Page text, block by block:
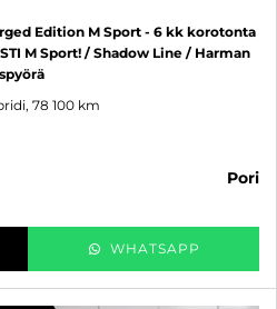
Edition M Sport - 6 kk korotonta
M Sport! / Shadow Line / Harman
78 100 km
pori
WHATSAPP